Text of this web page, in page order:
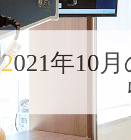
2021年10月の休診日のお知